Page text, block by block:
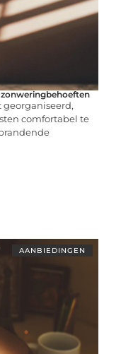
comfortabel te
AANBIEDINGEN